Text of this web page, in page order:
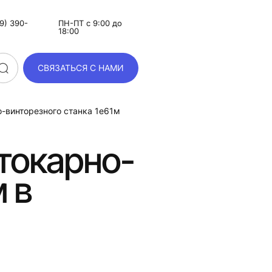
390-
ПН-ПТ с 9:00 до
18:00
СВЯЗАТЬСЯ С НАМИ
станка 1е61м
в